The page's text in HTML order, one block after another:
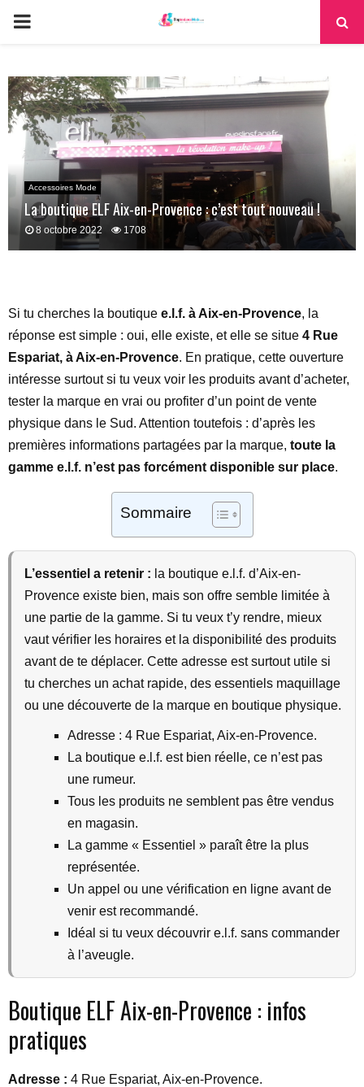
PRIMARY
Accessoires Mode
La boutique ELF Aix-en-Provence : c’est tout nouveau !
8 octobre 2022 1708
Si tu cherches la boutique e.l.f. à Aix-en-Provence, la
réponse est simple : oui, elle existe, et elle se situe 4 Rue
Espariat, à Aix-en-Provence. En pratique, cette ouverture
intéresse surtout si tu veux voir les produits avant d’acheter,
tester la marque en vrai ou profiter d’un point de vente
physique dans le Sud. Attention toutefois : d’après les
premières informations partagées par la marque, toute la
gamme e.l.f. n’est pas forcément disponible sur place.
Sommaire
L’essentiel a retenir : la boutique e.l.f. d’Aix-en-
Provence existe bien, mais son offre semble limitée à
une partie de la gamme. Si tu veux t’y rendre, mieux
vaut vérifier les horaires et la disponibilité des produits
avant de te déplacer. Cette adresse est surtout utile si
tu cherches un achat rapide, des essentiels maquillage
ou une découverte de la marque en boutique physique.
Adresse : 4 Rue Espariat, Aix-en-Provence.
La boutique e.l.f. est bien réelle, ce n’est pas
une rumeur.
Tous les produits ne semblent pas être vendus
en magasin.
La gamme « Essentiel » paraît être la plus
représentée.
Un appel ou une vérification en ligne avant de
venir est recommandé.
Idéal si tu veux découvrir e.l.f. sans commander
à l’aveugle.
Boutique ELF Aix-en-Provence : infos
pratiques
Adresse : 4 Rue Espariat, Aix-en-Provence.